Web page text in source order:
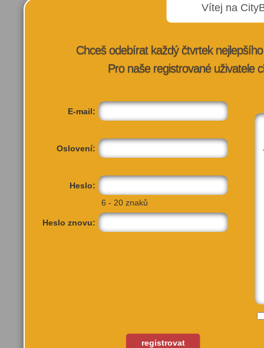
A five-time Tripadvisor
Czech Republic
illusion art by Czech and
Patrick Hughes, Ivana
light-based installations.
museum guides are on
visitors capture
school groups, IAM is an
hour to visit.
VÍCE
Vítej na
Chceš odebírat každý čtvrtek
Pro naše registrované uživatele
E-mail:
Oslovení:
Heslo:
6 - 20 znaků
Heslo znovu:
registrovat